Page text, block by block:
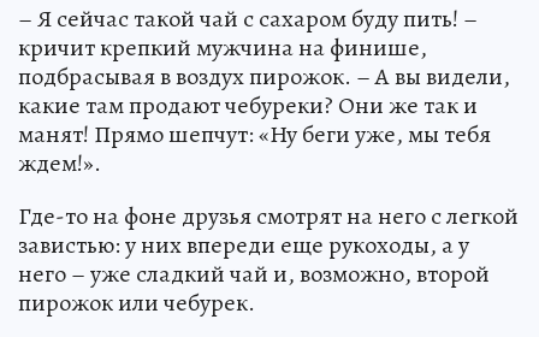
– Я сейчас такой чай с сахаром буду пить! –
кричит крепкий мужчина на финише,
подбрасывая в воздух пирожок. – А вы видели,
какие там продают чебуреки? Они же так и
манят! Прямо шепчут: «Ну беги уже, мы тебя
ждем!».
Где-то на фоне друзья смотрят на него с легкой
завистью: у них впереди еще рукоходы, а у
него – уже сладкий чай и, возможно, второй
пирожок или чебурек.